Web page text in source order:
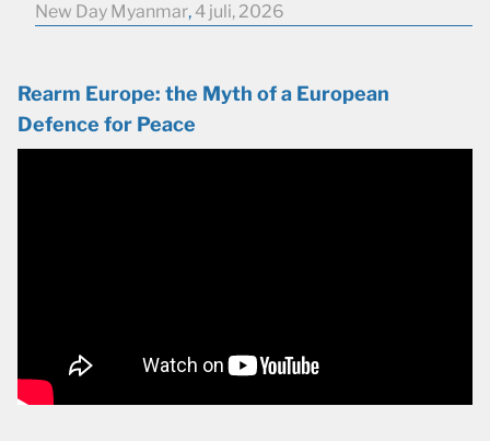
New Day Myanmar, 4 juli, 2026
Rearm Europe: the Myth of a European
Defence for Peace